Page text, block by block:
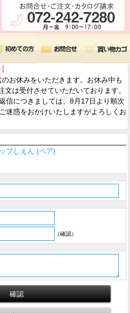
お休みをいただきます。お休み中も
文は受付させていただいております。
信につきましては、8月17日より順次
迷惑をおかけいたしますがよろしくお
プしえん (ペア)
（確認）